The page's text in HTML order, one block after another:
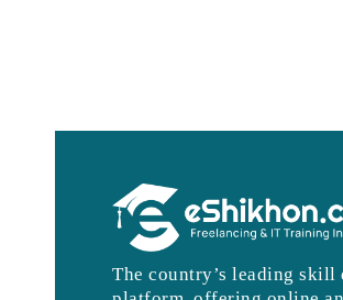
The country’s leading skill